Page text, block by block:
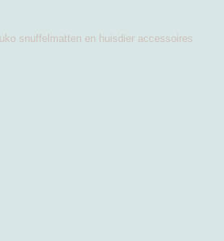
snuffelmatten en huisdier accessoires